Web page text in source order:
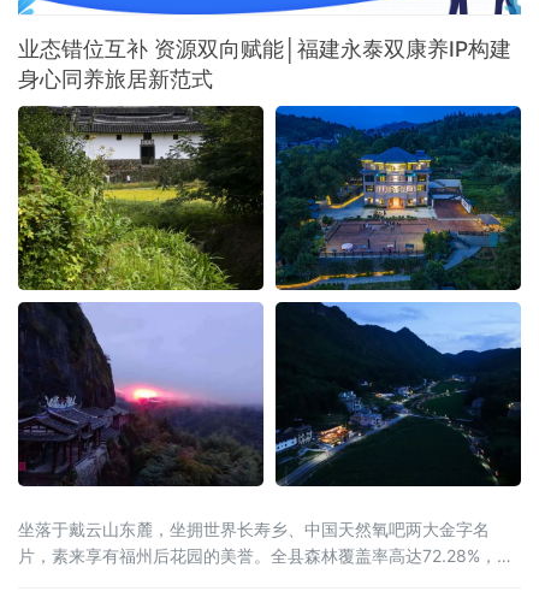
业态错位互补 资源双向赋能│福建永泰双康养IP构建
身心同养旅居新范式
坐落于戴云山东麓，坐拥世界长寿乡、中国天然氧吧两大金字名
片，素来享有福州后花园的美誉。全县森林覆盖率高达72.28%，连